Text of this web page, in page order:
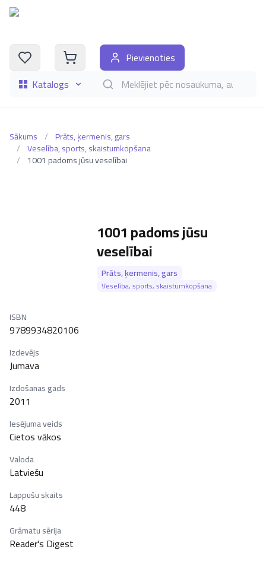
Katalogs Meklēt grāmatas pēc nosaukuma, autora,
Pievienoties
Sākums / Prāts, ķermenis, gars
/ Veselība, sports, skaistumkopšana
/ 1001 padoms jūsu veselībai
1001 padoms jūsu
veselībai
Prāts, ķermenis, gars
Veselība, sports, skaistumkopšana
ISBN
9789934820106
Izdevējs
Jumava
Izdošanas gads
2011
Iesējuma veids
Cietos vākos
Valoda
Latviešu
Lappušu skaits
448
Grāmatu sērija
Reader's Digest